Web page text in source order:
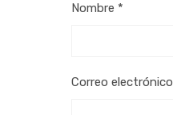
Nombre *
Correo electrónico